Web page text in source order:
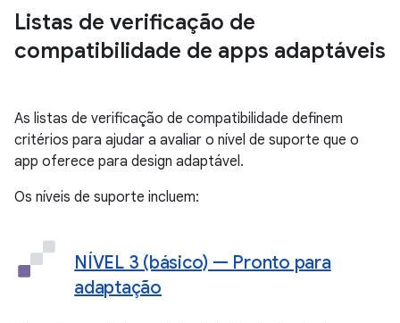
Listas de verificação de
compatibilidade de apps adaptáveis
As listas de verificação de compatibilidade definem
critérios para ajudar a avaliar o nível de suporte que o
app oferece para design adaptável.
Os níveis de suporte incluem:
NÍVEL 3 (básico) — Pronto para
adaptação